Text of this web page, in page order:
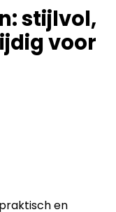
stijlvol,
voor